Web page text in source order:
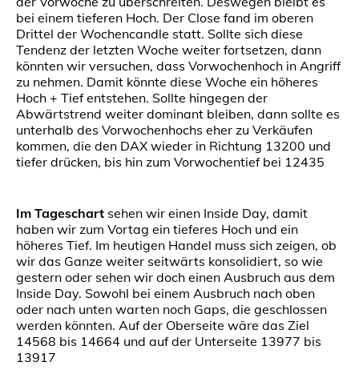
bei einem tieferen Hoch. Der Close fand im oberen
Drittel der Wochencandle statt. Sollte sich diese
Tendenz der letzten Woche weiter fortsetzen, dann
könnten wir versuchen, dass Vorwochenhoch in Angriff
zu nehmen. Damit könnte diese Woche ein höheres
Hoch + Tief entstehen. Sollte hingegen der
Abwärtstrend weiter dominant bleiben, dann sollte es
unterhalb des Vorwochenhochs eher zu Verkäufen
kommen, die den DAX wieder in Richtung 13200 und
tiefer drücken, bis hin zum Vorwochentief bei 12435
Im Tageschart sehen wir einen Inside Day, damit
haben wir zum Vortag ein tieferes Hoch und ein
höheres Tief. Im heutigen Handel muss sich zeigen, ob
wir das Ganze weiter seitwärts konsolidiert, so wie
gestern oder sehen wir doch einen Ausbruch aus dem
Inside Day. Sowohl bei einem Ausbruch nach oben
oder nach unten warten noch Gaps, die geschlossen
werden könnten. Auf der Oberseite wäre das Ziel
14568 bis 14664 und auf der Unterseite 13977 bis
13917